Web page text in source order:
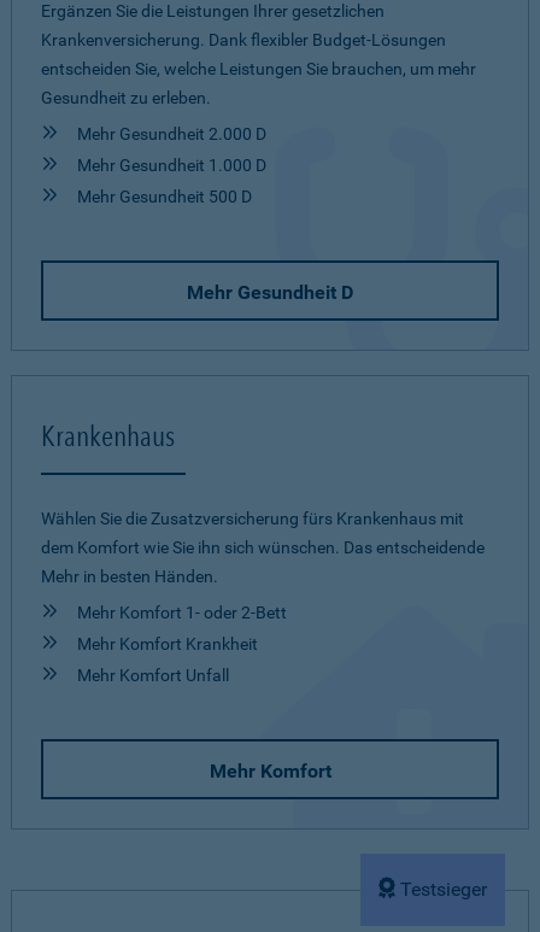
Ergänzen Sie die Leistungen Ihrer gesetzlichen
Krankenversicherung. Dank flexibler Budget-Lösungen
entscheiden Sie, welche Leistungen Sie brauchen, um mehr
Gesundheit zu erleben.
Mehr Gesundheit 2.000 D
Mehr Gesundheit 1.000 D
Mehr Gesundheit 500 D
Mehr Gesundheit D
Krankenhaus
Wählen Sie die Zusatzversicherung fürs Krankenhaus mit
dem Komfort wie Sie ihn sich wünschen. Das entscheidende
Mehr in besten Händen.
Mehr Komfort 1- oder 2-Bett
Mehr Komfort Krankheit
Mehr Komfort Unfall
Mehr Komfort
Testsieger